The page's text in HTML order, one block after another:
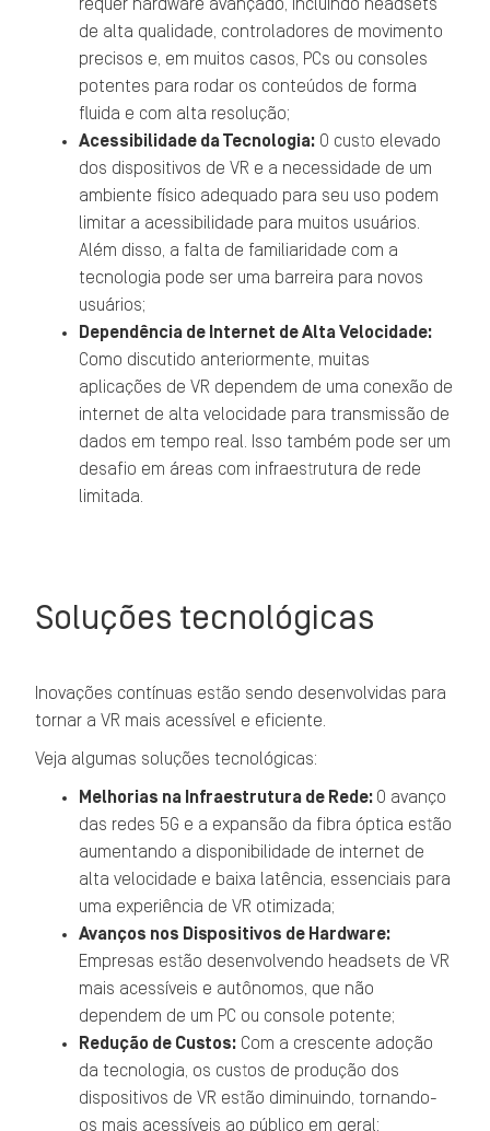
requer hardware avançado, incluindo headsets
de alta qualidade, controladores de movimento
precisos e, em muitos casos, PCs ou consoles
potentes para rodar os conteúdos de forma
fluida e com alta resolução;
Acessibilidade da Tecnologia: O custo elevado
dos dispositivos de VR e a necessidade de um
ambiente físico adequado para seu uso podem
limitar a acessibilidade para muitos usuários.
Além disso, a falta de familiaridade com a
tecnologia pode ser uma barreira para novos
usuários;
Dependência de Internet de Alta Velocidade:
Como discutido anteriormente, muitas
aplicações de VR dependem de uma conexão de
internet de alta velocidade para transmissão de
dados em tempo real. Isso também pode ser um
desafio em áreas com infraestrutura de rede
limitada.
Soluções tecnológicas
Inovações contínuas estão sendo desenvolvidas para
tornar a VR mais acessível e eficiente.
Veja algumas soluções tecnológicas:
Melhorias na Infraestrutura de Rede: O avanço
das redes 5G e a expansão da fibra óptica estão
aumentando a disponibilidade de internet de
alta velocidade e baixa latência, essenciais para
uma experiência de VR otimizada;
Avanços nos Dispositivos de Hardware:
Empresas estão desenvolvendo headsets de VR
mais acessíveis e autônomos, que não
dependem de um PC ou console potente;
Redução de Custos: Com a crescente adoção
da tecnologia, os custos de produção dos
dispositivos de VR estão diminuindo, tornando-
os mais acessíveis ao público em geral;